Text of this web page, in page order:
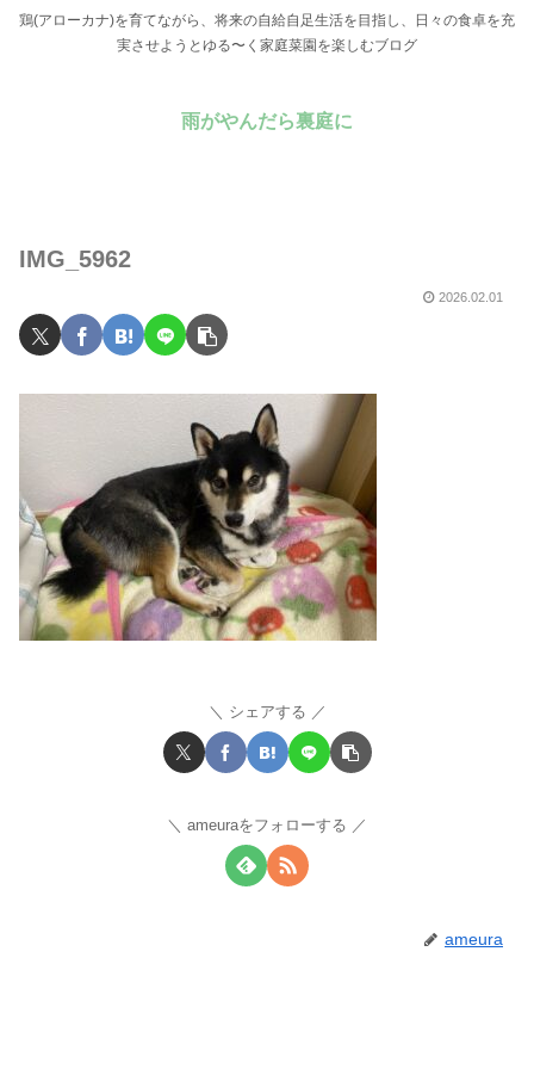
鶏(アローカナ)を育てながら、将来の自給自足生活を目指し、日々の食卓を充
実させようとゆる〜く家庭菜園を楽しむブログ
雨がやんだら裏庭に
IMG_5962
2026.02.01
シェアする
ameuraをフォローする
ameura